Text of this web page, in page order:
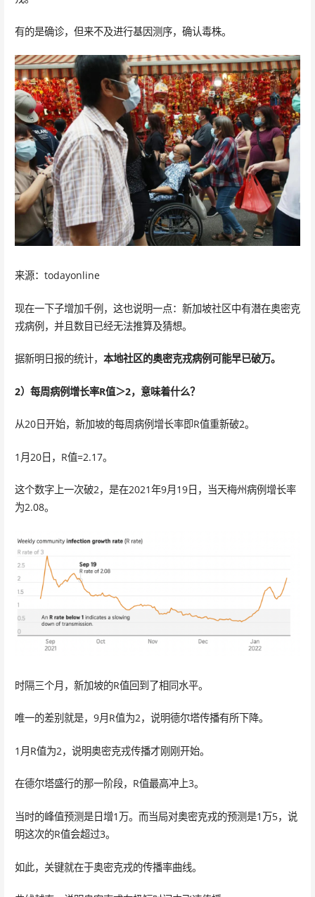
有的是确诊，但来不及进行基因测序，确认毒株。
来源：todayonline
现在一下子增加千例，这也说明一点：新加坡社区中有潜在奥密克
戎病例，并且数目已经无法推算及猜想。
据新明日报的统计， 本地社区的奥密克戎病例可能早已破万。
2）每周病例增长率R值＞2，意味着什么？
从20日开始，新加坡的每周病例增长率即R值重新破2。
1月20日，R值=2.17。
这个数字上一次破2，是在2021年9月19日，当天梅州病例增长率
为2.08。
时隔三个月，新加坡的R值回到了相同水平。
唯一的差别就是，9月R值为2，说明德尔塔传播有所下降。
1月R值为2，说明奥密克戎传播才刚刚开始。
在德尔塔盛行的那一阶段，R值最高冲上3。
当时的峰值预测是日增1万。而当局对奥密克戎的预测是1万5，说
明这次的R值会超过3。
如此，关键就在于奥密克戎的传播率曲线。